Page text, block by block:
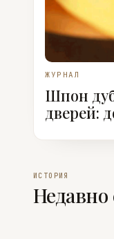
ЖУРНАЛ
Шпон
дверей:
ИСТОРИЯ
Недавно